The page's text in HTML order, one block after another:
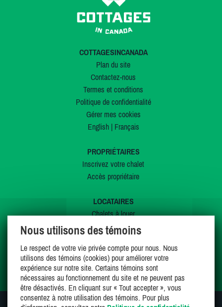
COTTAGESINCANADA
Plan du site
Contactez-nous
Termes et conditions
Politique de confidentialité
Gérer mes cookies
English| Français
PROPRIÉTAIRES
Inscrivez votre chalet
Accès propriétaire
LOCATAIRES
Chalets à louer
Chalets à vendre
Offres spéciales
Mes favoris
Nous utilisons des témoins
Le respect de votre vie privée compte pour nous. Nous
utilisons des témoins (cookies) pour améliorer votre
expérience sur notre site. Certains témoins sont
nécessaires au fonctionnement du site et ne peuvent pas
être désactivés. En cliquant sur « Tout accepter », vous
consentez à notre utilisation des témoins. Pour plus